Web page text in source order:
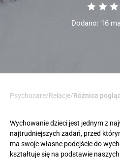
Dodano: 16
Psychocare/Relacje/Różnica
Wychowanie dzieci jest jednym z
najtrudniejszych zadań, przed
ma swoje własne podejście do
kształtuje się na podstawie